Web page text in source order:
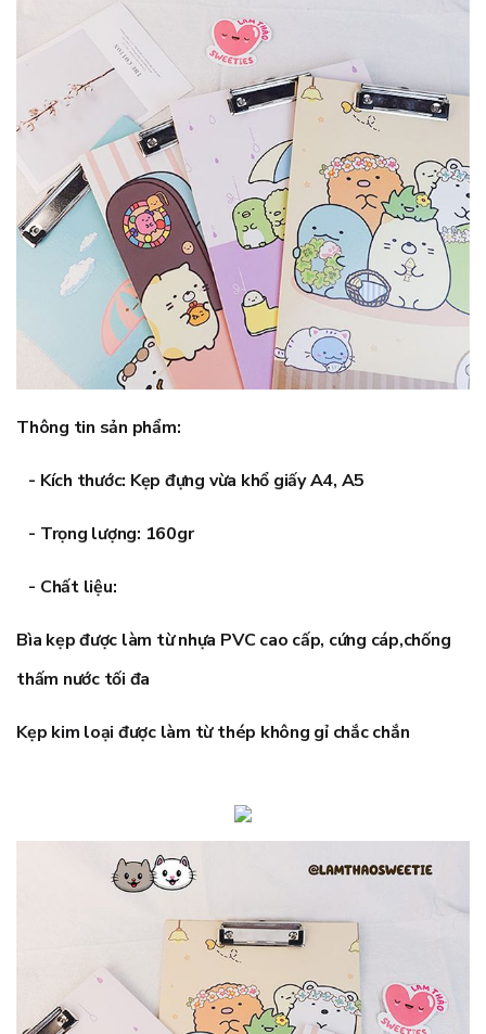
Thông tin sản phẩm:
- Kích thước: Kẹp đựng vừa khổ giấy A4, A5
- Trọng lượng: 160gr
- Chất liệu:
Bìa kẹp được làm từ nhựa PVC cao cấp, cứng cáp,chống
thấm nước tối đa
Kẹp kim loại được làm từ thép không gỉ chắc chắn